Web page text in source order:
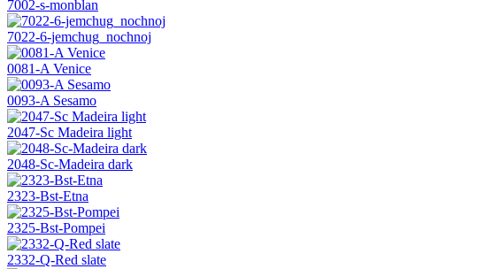
7002-s-monblan
7022-6-jemchug_nochnoj
0081-A Venice
0093-A Sesamo
2047-Sc Madeira light
2048-Sc-Madeira dark
2323-Bst-Etna
2325-Bst-Pompei
2332-Q-Red slate